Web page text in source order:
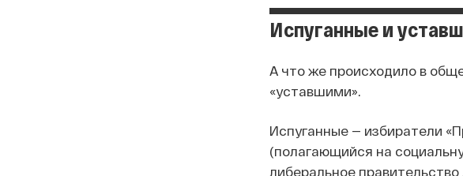
Испуганные и
А что же происходило в
«уставшими».
Испуганные — избиратели
(полагающийся на
либеральное